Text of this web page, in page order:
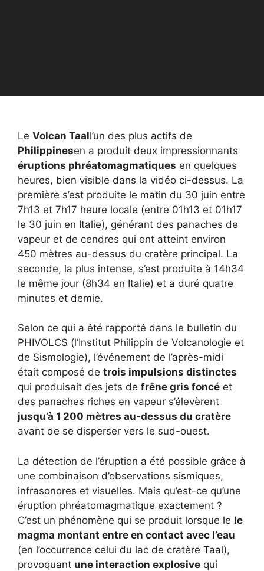
Le Volcan Taall’un des plus actifs de
Philippinesen a produit deux impressionnants
éruptions phréatomagmatiques en quelques
heures, bien visible dans la vidéo ci-dessus. La
première s’est produite le matin du 30 juin entre
7h13 et 7h17 heure locale (entre 01h13 et 01h17
le 30 juin en Italie), générant des panaches de
vapeur et de cendres qui ont atteint environ
450 mètres au-dessus du cratère principal. La
seconde, la plus intense, s’est produite à 14h34
le même jour (8h34 en Italie) et a duré quatre
minutes et demie.
Selon ce qui a été rapporté dans le bulletin du
PHIVOLCS (l’Institut Philippin de Volcanologie et
de Sismologie), l’événement de l’après-midi
était composé de trois impulsions distinctes
qui produisait des jets de frêne gris foncé et
des panaches riches en vapeur s’élevèrent
jusqu’à 1 200 mètres au-dessus du cratère
avant de se disperser vers le sud-ouest.
La détection de l’éruption a été possible grâce à
une combinaison d’observations sismiques,
infrasonores et visuelles. Mais qu’est-ce qu’une
éruption phréatomagmatique exactement ?
C’est un phénomène qui se produit lorsque le le
magma montant entre en contact avec l’eau
(en l’occurrence celui du lac de cratère Taal),
provoquant une interaction explosive qui